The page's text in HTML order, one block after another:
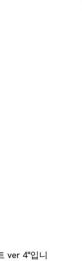
ver 4"입니